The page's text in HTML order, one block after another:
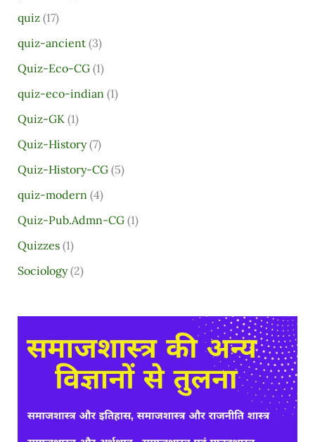
quiz(17)
quiz-ancient(3)
Quiz-Eco-CG(1)
quiz-eco-indian (1)
Quiz-GK (1)
Quiz-History(7)
Quiz-History-CG(5)
quiz-modern (4)
Quiz-Pub.Admn-CG(1)
Quizzes(1)
Sociology(2)